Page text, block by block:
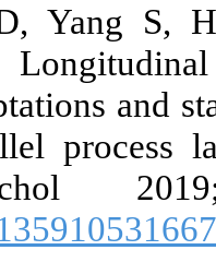
18. Brick
Prochaska
effects on
fat using
health
[